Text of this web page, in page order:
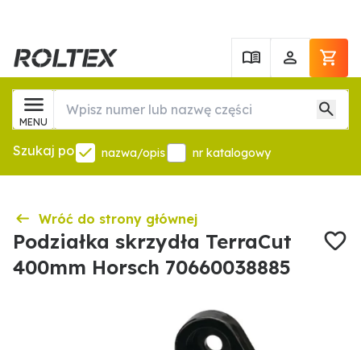
MENU
Szukaj po nazwa/opis nr katalogowy
Wróć do strony głównej
Podziałka skrzydła TerraCut
400mm Horsch 70660038885